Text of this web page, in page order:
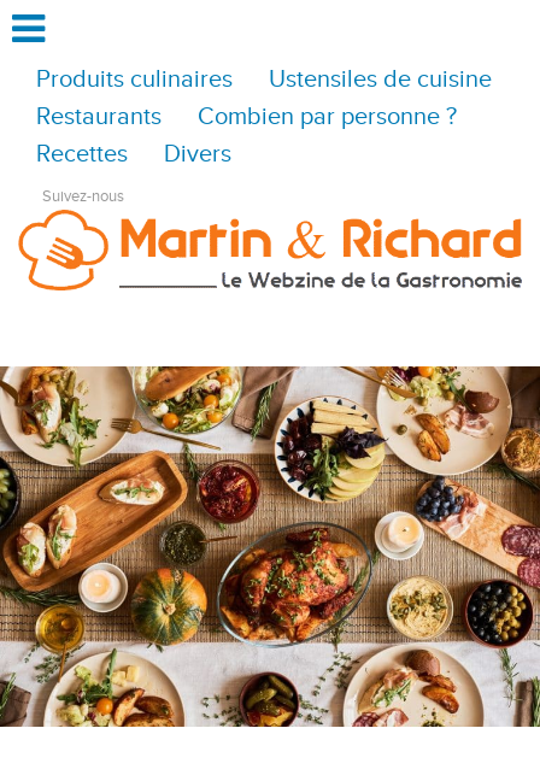
Produits culinaires
Ustensiles de cuisine
Restaurants
Combien par personne ?
Recettes
Divers
Suivez-nous